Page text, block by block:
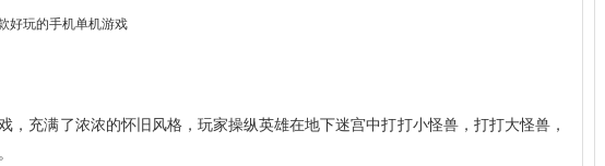
，充满了浓浓的怀旧风格，玩家操纵英雄在地下迷宫中打打小怪兽，打打大怪兽，